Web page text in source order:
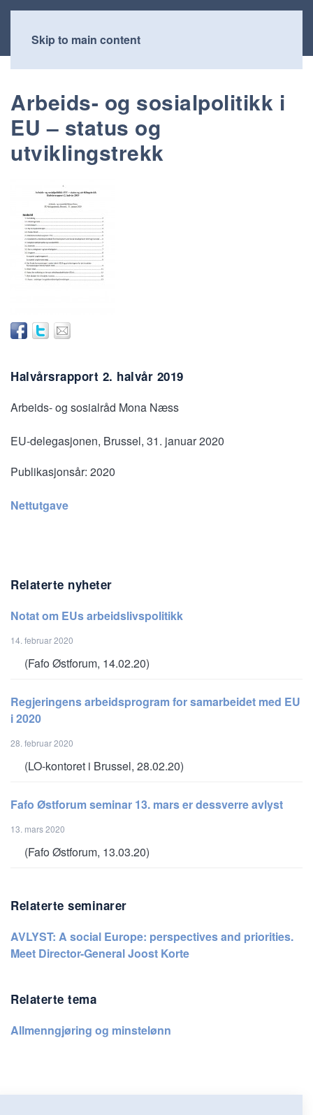
Skip to main content
Arbeids- og sosialpolitikk i
EU – status og
utviklingstrekk
Halvårsrapport 2. halvår 2019
Arbeids- og sosialråd Mona Næss
EU-delegasjonen, Brussel, 31. januar 2020
Publikasjonsår: 2020
Nettutgave
Relaterte nyheter
Notat om EUs arbeidslivspolitikk
14. februar 2020
(Fafo Østforum, 14.02.20)
Regjeringens arbeidsprogram for samarbeidet med EU
i 2020
28. februar 2020
(LO-kontoret i Brussel, 28.02.20)
Fafo Østforum seminar 13. mars er dessverre avlyst
13. mars 2020
(Fafo Østforum, 13.03.20)
Relaterte seminarer
AVLYST: A social Europe: perspectives and priorities.
Meet Director-General Joost Korte
Relaterte tema
Allmenngjøring og minstelønn